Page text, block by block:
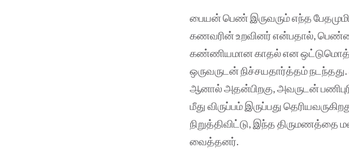
பையன் பெண் இருவரும் எந்த
கணவரின் உறவினர் என்பதால்,
கண்ணியமான காதல் என ஒட்டுமொத்த
ஒருவருடன் நிச்சயதார்த்தம்
ஆனால் அதன்பிறகு, அவருடன்
மீது விருப்பம் இருப்பது
நிறுத்திவிட்டு, இந்த திருமணத்தை
வைத்தனர்.